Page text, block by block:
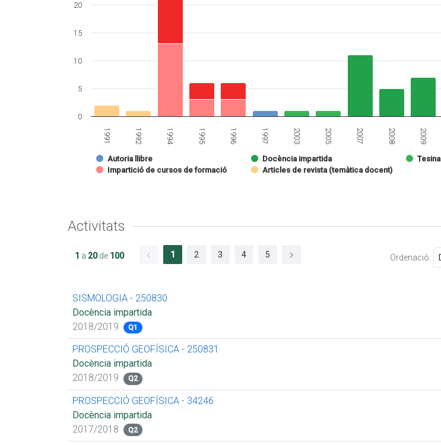
Autoria llibre Docència impartida Tesina
Impartició de cursos de formació
Articles de revista (temàtica docent)
1991 1992 1994 1995 1996 1997 2003 2005 2007 2008 2009
0
5
10
15
20
Activitats
1 a 20de 100 1 2 3 4 5 Ordenació:
SISMOLOGIA - 250830
Docència impartida
2018/2019
Q1
PROSPECCIÓ GEOFÍSICA - 250831
Docència impartida
2018/2019
Q2
PROSPECCIÓ GEOFÍSICA - 34246
Docència impartida
2017/2018
Q2